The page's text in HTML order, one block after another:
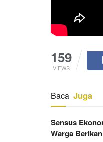
159
VIEWS
Baca Juga
Sensus
Warga